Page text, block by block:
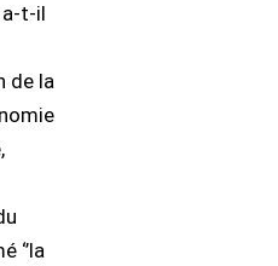
a-t-il
de la
‘’la